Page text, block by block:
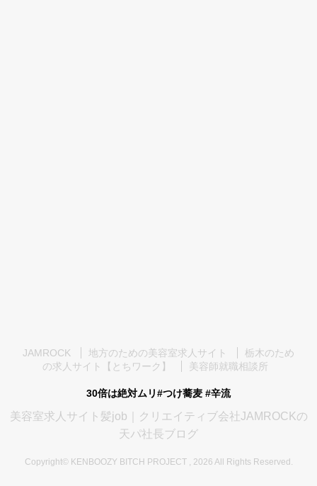
JAMROCK 地方のための美容室求人サイト
栃木のため
の求人サイト【とちワーク】
美容師就職相談所
30倍は絶対ムリ#つけ蕎麦 #辛流
美容室求人サイト髪job｜クリエイティブ会社JAMROCKの
天パ社長ブログ
Copyright© KENBOOZY BITCH PROJECT , 2026 All Rights Reserved.